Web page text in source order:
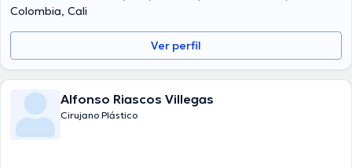
especialización y ha difundido diferentes publicaciones. Por último,
el médico puede hablar Español en su consultorio.
Colombia, Cali
Ver perfil
Alfonso Riascos Villegas
Cirujano Plástico